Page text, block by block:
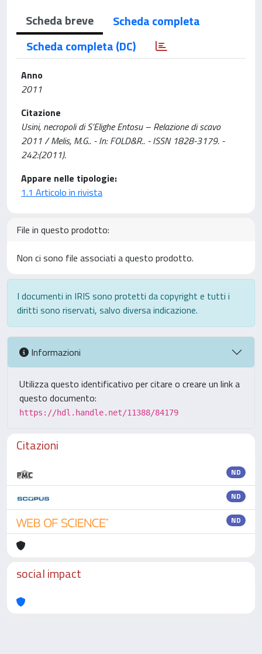
Scheda breve
Scheda completa
Scheda completa (DC)
Anno
2011
Citazione
Usini, necropoli di S’Elighe Entosu – Relazione di scavo
2011 / Melis, M.G.. - In: FOLD&R.. - ISSN 1828-3179. -
242:(2011).
Appare nelle tipologie:
1.1 Articolo in rivista
File in questo prodotto:
Non ci sono file associati a questo prodotto.
I documenti in IRIS sono protetti da copyright e tutti i
diritti sono riservati, salvo diversa indicazione.
Informazioni
Utilizza questo identificativo per citare o creare un link a
questo documento:
https://hdl.handle.net/11388/84179
Citazioni
ND
ND
ND
social impact